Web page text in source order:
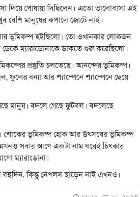
দিয়ে পোষায়া দিছিলেন। এতো ভালোবাসা এই
বেশি মানুষের কপালে জোটে নাই।
ভূমিকম্প হইছিলো। তো ওখানকার লোকজন
ম্যারাডোনাকে ডাকতে শুরু করেছিলো।
প্রস্তুতি চলতেছে। আনন্দের ভূমিকম্প।
ফুলের বন্যা আর শ্যাম্পেনে শ্যাম্পেনে ছেয়ে
মানুষ। বদলে গেছে ফুটবল। বদলেছে
শোকের ভূমিকম্প হোক আর উৎসবের ভূমিকম্প
সবার আগে একটা নাম ধরেই চিৎকার
ম্যারাডোনা।
বহুদিন, কিন্তু নেপলস ছাড়েন নাই এখনও।